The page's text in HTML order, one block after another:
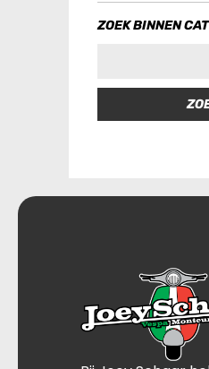
ZOEK BINNEN